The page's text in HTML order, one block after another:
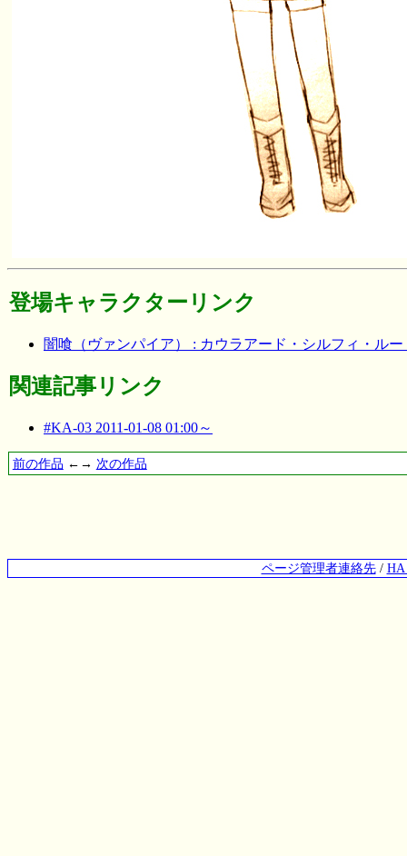
登場キャラクターリンク
闇喰（ヴァンパイア） : カウラアード・シルフィ・ル
関連記事リンク
#KA-03 2011-01-08 01:00～
前の作品 ←→ 次の作品
ページ管理者連絡先/ HA